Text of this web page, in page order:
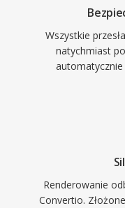
Wszystkie
natychmiast
automatycznie
Renderowanie
Convertio.